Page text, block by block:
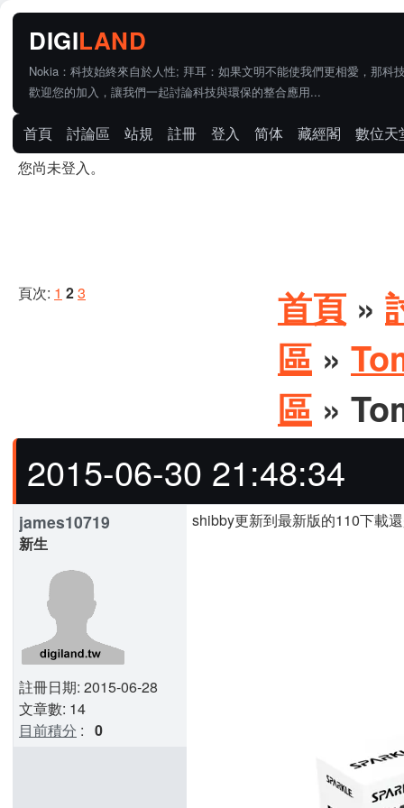
Nokia：科技始終來自於人性; 拜耳：如果文明不能使我們更相愛，那科
歡迎您的加入，讓我們一起討論科技與環保的整合應用...
首頁 討論區 站規 註冊 登入 简体 藏經閣
數位天
您尚未登入。
頁次: 1 23 首頁 »
區 »
區 »
2015-06-30 21:48:34
james10719
新生
註冊日期: 2015-06-28
文章數: 14
目前積分 : 0
shibby更新到最新版的110下載